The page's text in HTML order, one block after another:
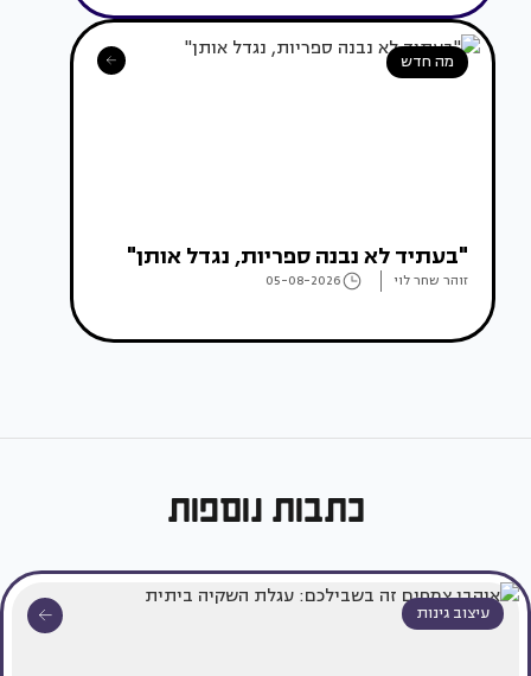
מה חדש
"בעתיד לא נבנה ספריות, נגדל אותן"
זוהר שחר לוי 05-08-2026
כתבות נוספות
עיצוב גינות